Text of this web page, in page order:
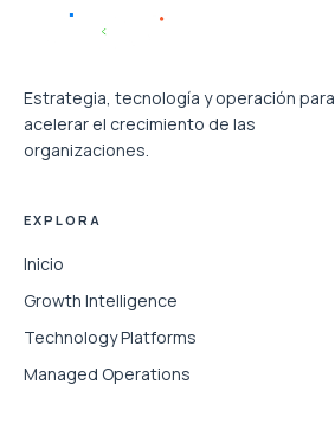
Estrategia, tecnología y operación para
acelerar el crecimiento de las
organizaciones.
EXPLORA
Inicio
Growth Intelligence
Technology Platforms
Managed Operations